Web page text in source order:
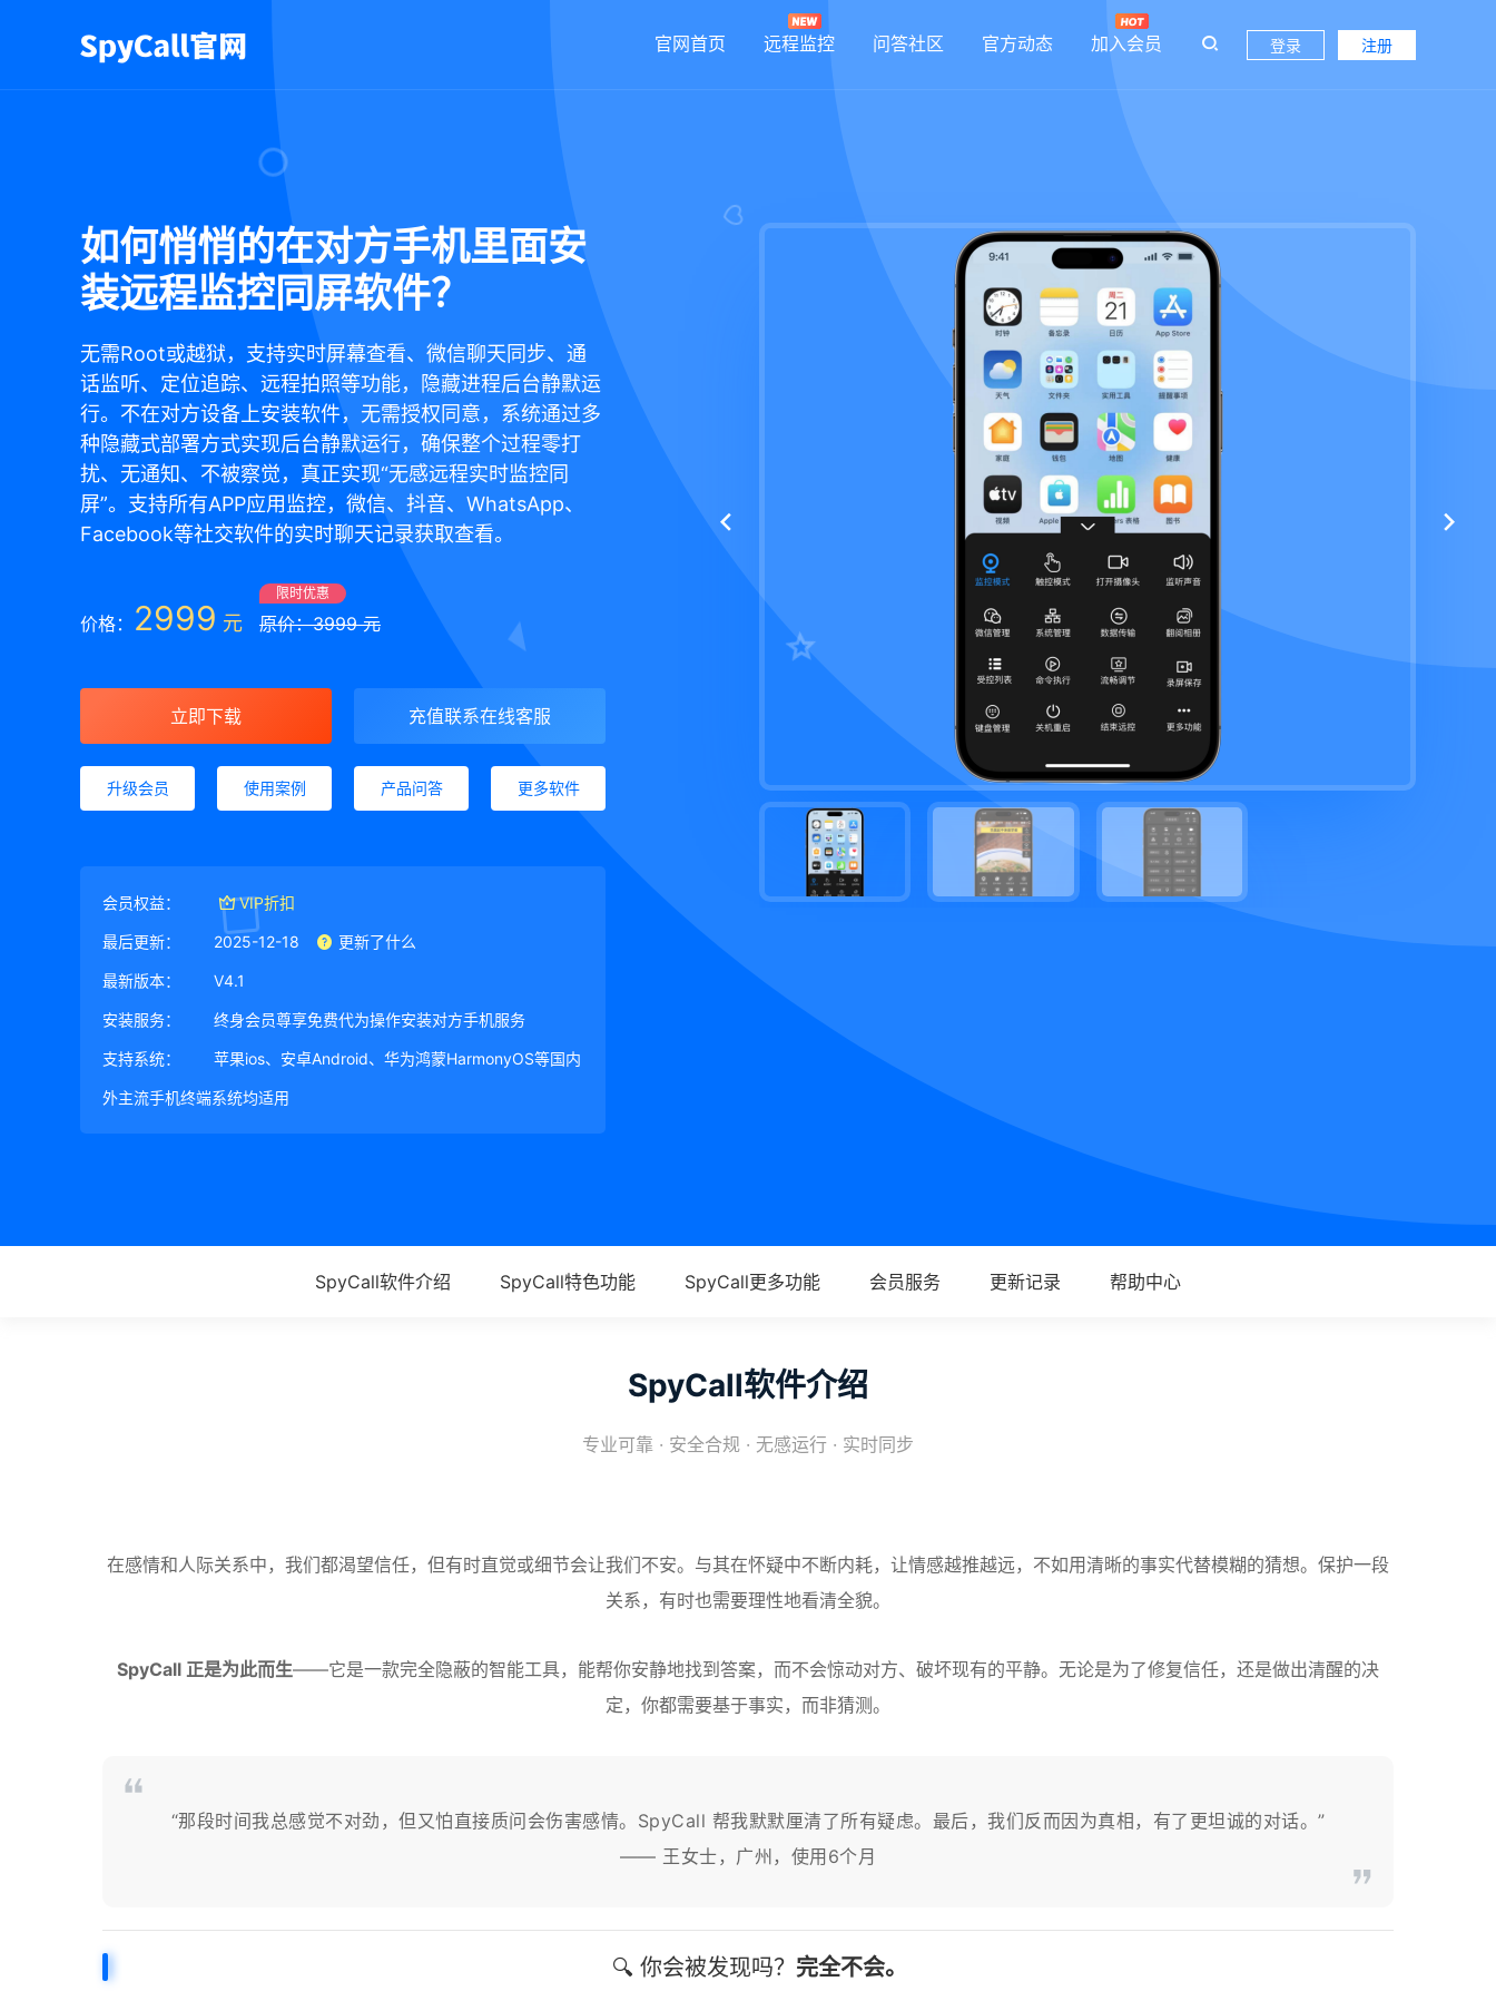
官网首页 远程监控 问答社区 官方动态 加入会员 登录 注册
如何悄悄的在对方手机里面安
装远程监控同屏软件？
无需Root或越狱，支持实时屏幕查看、微信聊天同步、通
话监听、定位追踪、远程拍照等功能，隐藏进程后台静默运
行。不在对方设备上安装软件，无需授权同意，系统通过多
种隐藏式部署方式实现后台静默运行，确保整个过程零打
扰、无通知、不被察觉，真正实现“无感远程实时监控同
屏”。支持所有APP应用监控，微信、抖音、WhatsApp、
Facebook等社交软件的实时聊天记录获取查看。
价格： 2999 元
限时优惠
原价：3999 元
立即下载 充值联系在线客服
升级会员 使用案例 产品问答 更多软件
会员权益： VIP折扣
最后更新： 2025-12-18 更新了什么
最新版本： V4.1
安装服务： 终身会员尊享免费代为操作安装对方手机服务
支持系统： 苹果ios、安卓Android、华为鸿蒙HarmonyOS等国内
外主流手机终端系统均适用
SpyCall软件介绍 SpyCall特色功能 SpyCall更多功能 会员服务 更新记录 帮助中心
SpyCall软件介绍
专业可靠 · 安全合规 · 无感运行 · 实时同步
在感情和人际关系中，我们都渴望信任，但有时直觉或细节会让我们不安。与其在怀疑中不断内耗，让情感越推越远，不如用清晰的事实代替模糊的猜想。保护一段
关系，有时也需要理性地看清全貌。
SpyCall 正是为此而生——它是一款完全隐蔽的智能工具，能帮你安静地找到答案，而不会惊动对方、破坏现有的平静。无论是为了修复信任，还是做出清醒的决
定，你都需要基于事实，而非猜测。
“那段时间我总感觉不对劲，但又怕直接质问会伤害感情。SpyCall 帮我默默厘清了所有疑虑。最后，我们反而因为真相，有了更坦诚的对话。”
—— 王女士，广州，使用6个月
🔍 你会被发现吗？ 完全不会。